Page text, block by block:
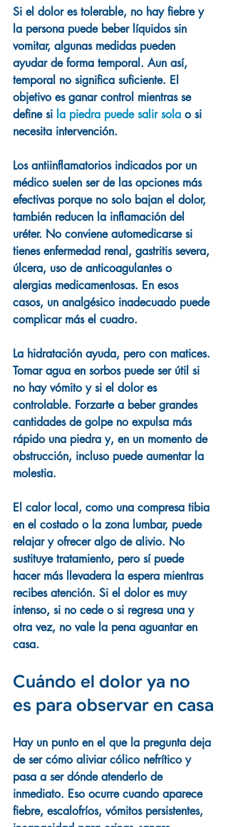
Si el dolor es tolerable, no hay fiebre y
la persona puede beber líquidos sin
vomitar, algunas medidas pueden
ayudar de forma temporal. Aun así,
temporal no significa suficiente. El
objetivo es ganar control mientras se
define si la piedra puede salir sola o si
necesita intervención.
Los antiinflamatorios indicados por un
médico suelen ser de las opciones más
efectivas porque no solo bajan el dolor,
también reducen la inflamación del
uréter. No conviene automedicarse si
tienes enfermedad renal, gastritis severa,
úlcera, uso de anticoagulantes o
alergias medicamentosas. En esos
casos, un analgésico inadecuado puede
complicar más el cuadro.
La hidratación ayuda, pero con matices.
Tomar agua en sorbos puede ser útil si
no hay vómito y si el dolor es
controlable. Forzarte a beber grandes
cantidades de golpe no expulsa más
rápido una piedra y, en un momento de
obstrucción, incluso puede aumentar la
molestia.
El calor local, como una compresa tibia
en el costado o la zona lumbar, puede
relajar y ofrecer algo de alivio. No
sustituye tratamiento, pero sí puede
hacer más llevadera la espera mientras
recibes atención. Si el dolor es muy
intenso, si no cede o si regresa una y
otra vez, no vale la pena aguantar en
casa.
Cuándo el dolor ya no
es para observar en casa
Hay un punto en el que la pregunta deja
de ser cómo aliviar cólico nefrítico y
pasa a ser dónde atenderlo de
inmediato. Eso ocurre cuando aparece
fiebre, escalofríos, vómitos persistentes,